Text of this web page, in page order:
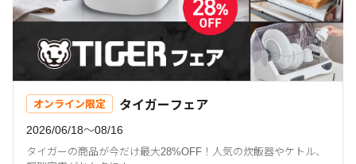
オンライン限定 タイガーフェア
2026/06/18〜08/16
タイガーの商品が今だけ最大28%OFF！人気の炊飯器やケトル、